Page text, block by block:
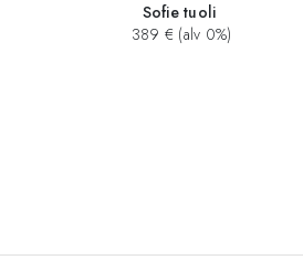
Sofie tuoli
389 € (alv 0%)